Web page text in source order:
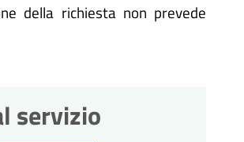
della richiesta non prevede
servizio